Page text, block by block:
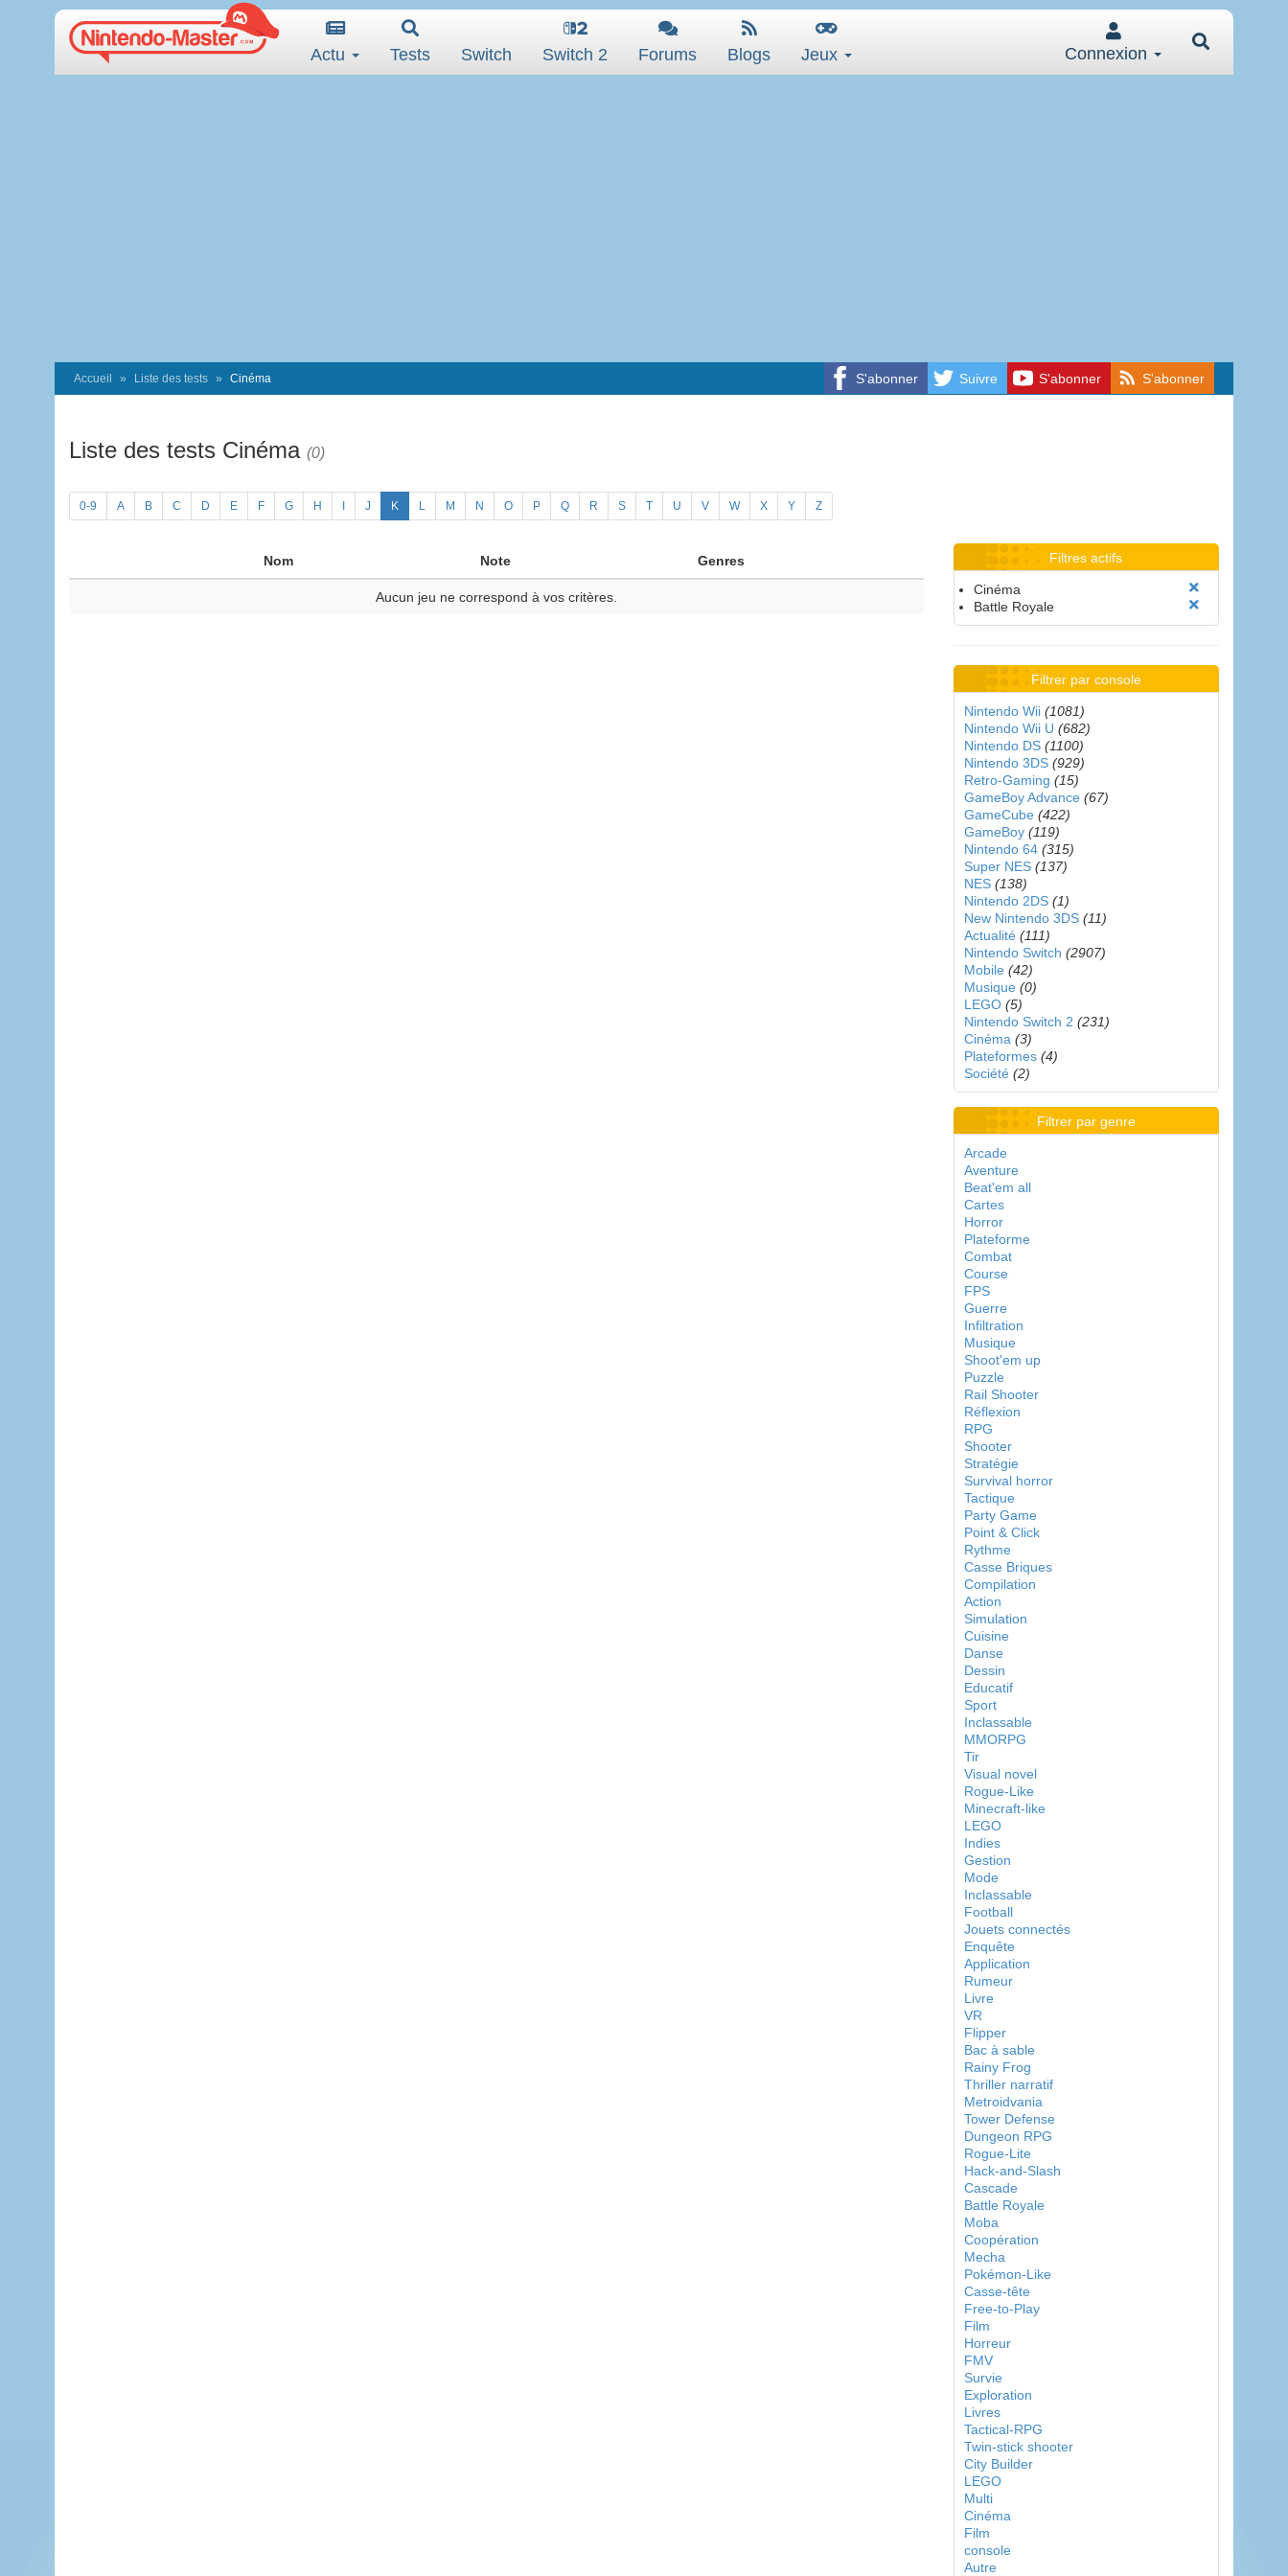
Actu Tests Switch Switch 2 Forums Blogs Jeux Connexion
S'abonner Suivre S'abonner S'abonner
Accueil Liste des tests Cinéma
Liste des tests Cinéma (0)
0-9 A B C D E F G H J K L M N O P Q R S T U V W X Y Z
Nom Note Genres
Aucun jeu ne correspond à vos critères.
Filtres actifs
Cinéma
Battle Royale
Filtrer par console
Nintendo Wii (1081)
Nintendo Wii U (682)
Nintendo DS (1100)
Nintendo 3DS (929)
Retro-Gaming (15)
GameBoy Advance (67)
GameCube (422)
GameBoy (119)
Nintendo 64 (315)
Super NES (137)
NES (138)
Nintendo 2DS (1)
New Nintendo 3DS (11)
Actualité (111)
Nintendo Switch (2907)
Mobile (42)
Musique (0)
LEGO (5)
Nintendo Switch 2 (231)
Cinéma (3)
Plateformes (4)
Société (2)
Filtrer par genre
Arcade
Aventure
Beat'em all
Cartes
Horror
Plateforme
Combat
Course
FPS
Guerre
Infiltration
Musique
Shoot'em up
Puzzle
Rail Shooter
Réflexion
RPG
Shooter
Stratégie
Survival horror
Tactique
Party Game
Point & Click
Rythme
Casse Briques
Compilation
Action
Simulation
Cuisine
Danse
Dessin
Educatif
Sport
Inclassable
MMORPG
Tir
Visual novel
Rogue-Like
Minecraft-like
LEGO
Indies
Gestion
Mode
Inclassable
Football
Jouets connectés
Enquête
Application
Rumeur
Livre
VR
Flipper
Bac à sable
Rainy Frog
Thriller narratif
Metroidvania
Tower Defense
Dungeon RPG
Rogue-Lite
Hack-and-Slash
Cascade
Battle Royale
Moba
Coopération
Mecha
Pokémon-Like
Casse-tête
Free-to-Play
Film
Horreur
FMV
Survie
Exploration
Livres
Tactical-RPG
Twin-stick shooter
City Builder
LEGO
Multi
Cinéma
Film
console
Autre